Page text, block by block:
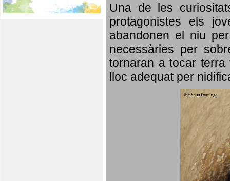
Una de les
protagonistes els
abandonen el niu
necessàries per
tornaran a tocar
lloc adequat per